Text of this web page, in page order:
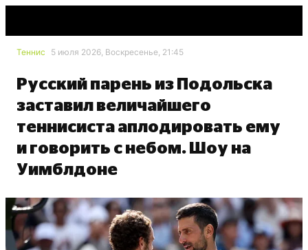
Теннис 5 июля 2026, Воскресенье, 21:45
Русский парень из Подольска
заставил величайшего
теннисиста аплодировать ему
и говорить с небом. Шоу на
Уимблдоне